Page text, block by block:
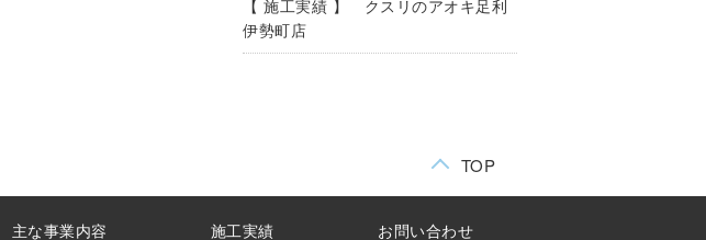
【 施工実績 】 クスリのアオキ足利
伊勢町店
TOP
主な事業内容 施工実績
お問い合わせ